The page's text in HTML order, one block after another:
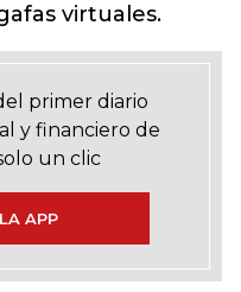
virtuales.
primer diario
y financiero de
un clic
APP